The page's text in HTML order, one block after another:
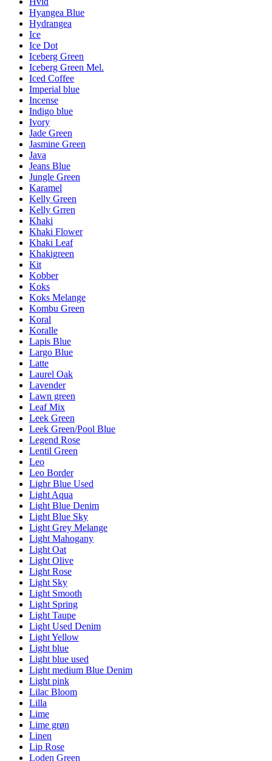
Hyangea Blue
Hydrangea
Ice
Ice Dot
Iceberg Green
Iceberg Green Mel.
Iced Coffee
Imperial blue
Incense
Indigo blue
Ivory
Jade Green
Jasmine Green
Java
Jeans Blue
Jungle Green
Karamel
Kelly Green
Kelly Grren
Khaki
Khaki Flower
Khaki Leaf
Khakigreen
Kit
Kobber
Koks
Koks Melange
Kombu Green
Koral
Koralle
Lapis Blue
Largo Blue
Latte
Laurel Oak
Lavender
Lawn green
Leaf Mix
Leek Green
Leek Green/Pool Blue
Legend Rose
Lentil Green
Leo
Leo Border
Lighr Blue Used
Light Aqua
Light Blue Denim
Light Blue Sky
Light Grey Melange
Light Mahogany
Light Oat
Light Olive
Light Rose
Light Sky
Light Smooth
Light Spring
Light Taupe
Light Used Denim
Light Yellow
Light blue
Light blue used
Light medium Blue Denim
Light pink
Lilac Bloom
Lilla
Lime
Lime grøn
Linen
Lip Rose
Loden Green